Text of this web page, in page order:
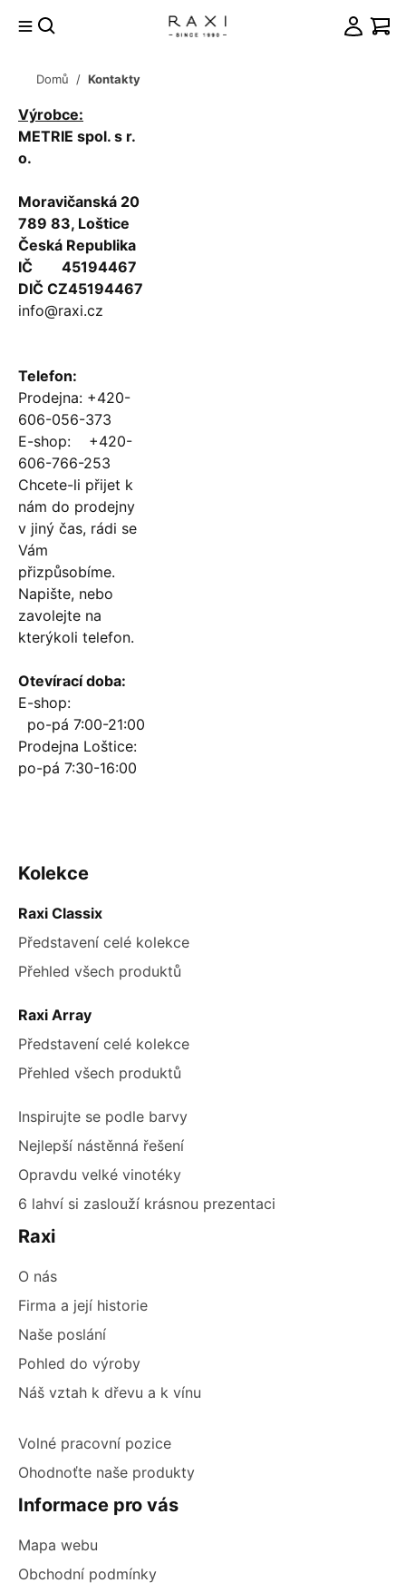
Domů / Kontakty
Výrobce:
METRIE spol. s r.
o.
Moravičanská 20
789 83, Loštice
Česká Republika
IČ 45194467
DIČ CZ45194467
info@raxi.cz
Telefon:
Prodejna: +420-
606-056-373
E-shop: +420-
606-766-253
Chcete-li přijet k
nám do prodejny
v jiný čas, rádi se
Vám
přizpůsobíme.
Napište, nebo
zavolejte na
kterýkoli telefon.
Otevírací doba:
E-shop:
po-pá 7:00-21:00
Prodejna Loštice:
po-pá 7:30-16:00
ZÁPATÍ
Kolekce
Raxi Classix
Představení celé kolekce
Přehled všech produktů
Raxi Array
Představení celé kolekce
Přehled všech produktů
Inspirujte se podle barvy
Nejlepší nástěnná řešení
Opravdu velké vinotéky
6 lahví si zaslouží krásnou prezentaci
Raxi
O nás
Firma a její historie
Naše poslání
Pohled do výroby
Náš vztah k dřevu a k vínu
Volné pracovní pozice
Ohodnoťte naše produkty
Informace pro vás
Mapa webu
Obchodní podmínky